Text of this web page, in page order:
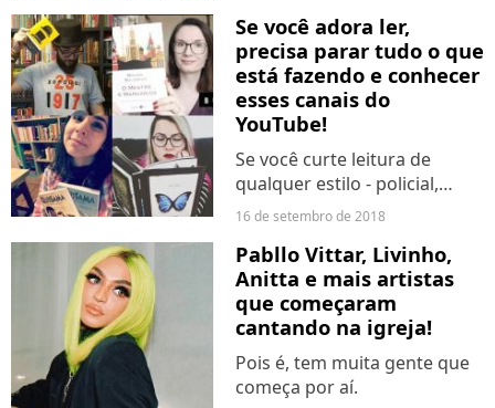
Acontece que essas
mancadas podem ser
atitudes ou comentários
machistas, muito...
Se você adora ler,
precisa parar tudo o que
está fazendo e conhecer
esses canais do
YouTube!
Se você curte leitura de
qualquer estilo - policial,
ficção, terror, drama, ação,
pode deixar de assistir
nenhum desses youtubers. A
galera do Purebreak...
16 de setembro de 2018
Pabllo Vittar, Livinho,
Anitta e mais artistas
que começaram
cantando na igreja!
Pois é, tem muita gente que
começa por aí.